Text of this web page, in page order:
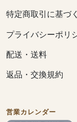
特定商取引に基づ
プライバシーポリ
配送・送料
返品・交換規約
営業カレンダー